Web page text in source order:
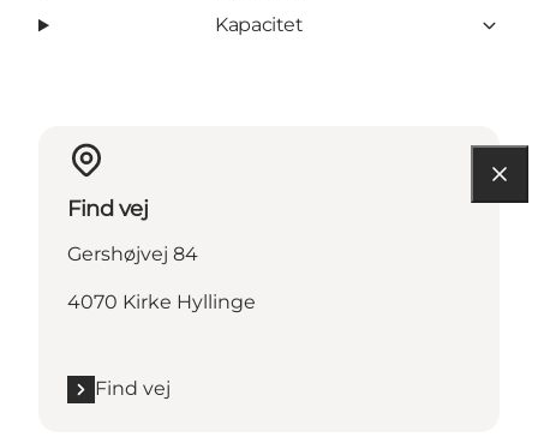
Kapacitet
Find vej
Gershøjvej 84
4070 Kirke Hyllinge
Find vej